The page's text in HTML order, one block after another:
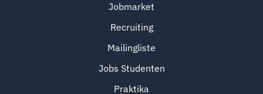
Jobmarket
Recruiting
Mailingliste
Jobs Studenten
Praktika